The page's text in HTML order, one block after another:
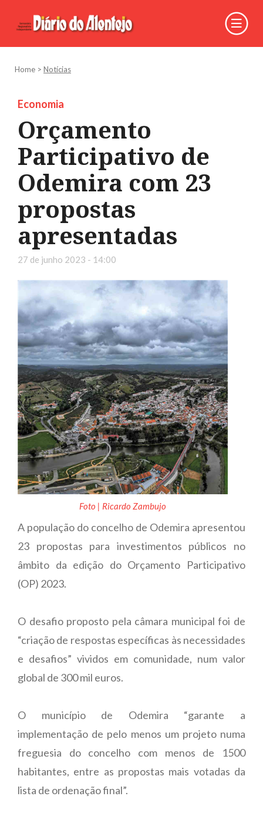
Home > Notícias
Economia
Orçamento
Participativo de
Odemira com 23
propostas
apresentadas
27 de junho 2023 - 14:00
Foto | Ricardo Zambujo
A população do concelho de Odemira apresentou
23 propostas para investimentos públicos no
âmbito da edição do Orçamento Participativo
(OP) 2023.
O desafio proposto pela câmara municipal foi de
“criação de respostas específicas às necessidades
e desafios” vividos em comunidade, num valor
global de 300 mil euros.
O município de Odemira “garante a
implementação de pelo menos um projeto numa
freguesia do concelho com menos de 1500
habitantes, entre as propostas mais votadas da
lista de ordenação final”.